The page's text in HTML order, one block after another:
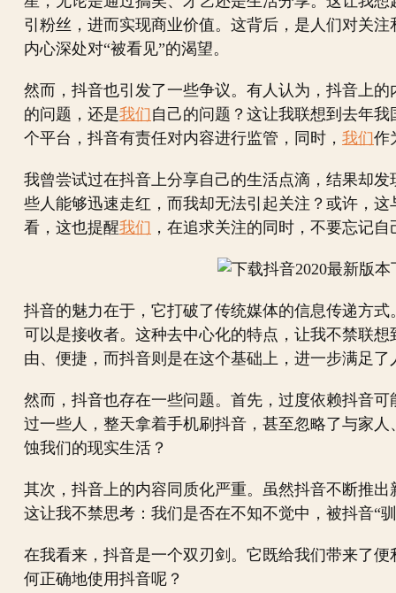
引粉丝，进而实现商业价值。这背后，是人们对关
内心深处对“被看见”的渴望。
然而，抖音也引发了一些争议。有人认为，抖音上
的问题，还是我们 自己的问题？这让我联想到去年
个平台，抖音有责任对内容进行监管，同时， 我们作
我曾尝试过在抖音上分享自己的生活点滴，结果却
些人能够迅速走红，而我却无法引起关注？或许，
看，这也提醒我们 ，在追求关注的同时，不要忘记自
抖音的魅力在于，它打破了传统媒体的信息传递方
可以是接收者。这种去中心化的特点，让我不禁联
由、便捷，而抖音则是在这个基础上，进一步满足了
然而，抖音也存在一些问题。首先，过度依赖抖音
过一些人，整天拿着手机刷抖音，甚至忽略了与家
蚀我们的现实生活？
其次，抖音上的内容同质化严重。虽然抖音不断推出
这让我不禁思考：我们是否在不知不觉中，被抖音“
在我看来，抖音是一个双刃剑。它既给我们带来了
何正确地使用抖音呢？